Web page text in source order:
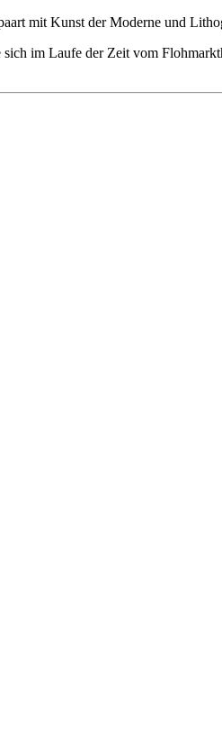
mit Kunst der Moderne und
im Laufe der Zeit vom